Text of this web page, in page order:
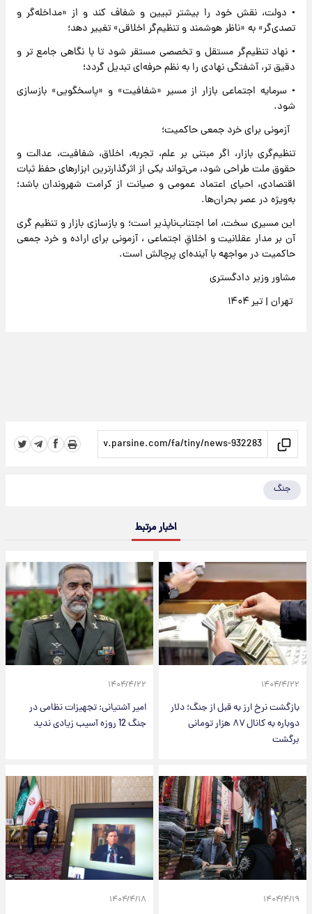
• دولت، نقش خود را بیشتر تبیین و شفاف کند و از «مداخله‌گر و
تصدی‌گر» به «ناظر هوشمند و تنظیم‌گر اخلاقی» تغییر دهد؛
• نهاد تنظیم‌گر مستقل و تخصصی مستقر شود تا با نگاهی جامع تر و
دقیق تر، آشفتگی نهادی را به نظم حرفه‌ای تبدیل گردد؛
• سرمایه اجتماعی بازار از مسیر «شفافیت» و «پاسخگویی» بازسازی
شود.
آزمونی برای خرد جمعی حاکمیت؛
تنظیم‌گری بازار، اگر مبتنی بر علم، تجربه، اخلاق، شفافیت، عدالت و
حقوق ملت طراحی شود، می‌تواند یکی از اثرگذارترین ابزارهای حفظ ثبات
اقتصادی، احیای اعتماد عمومی و صیانت از کرامت شهروندان باشد؛
به‌ویژه در عصر بحران‌ها.
این مسیری سخت، اما اجتناب‌ناپذیر است؛ و بازسازی بازار و تنظیم گری
آن بر مدار عقلانیت و اخلاقِ اجتماعی ، آزمونی برای اراده و خرد جمعی
حاکمیت در مواجهه با آینده‌ای پرچالش است.
مشاور وزیر دادگستری
تهران | تیر ۱۴۰۴
جنگ
اخبار مرتبط
۱۴۰۴/۴/۲۲
بازگشت نرخ ارز به قبل از جنگ؛ دلار
دوباره به کانال ۸۷ هزار تومانی
برگشت
۱۴۰۴/۴/۲۲
امیر آشتیانی: تجهیزات نظامی در
جنگ 12 روزه آسیب زیادی ندید
۱۴۰۴/۴/۱۹ ۱۴۰۴/۴/۱۸